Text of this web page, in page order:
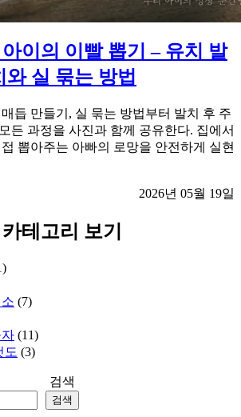
이의 이빨 뽑기 – 유치 발
와 실 묶는 방법
듭 만들기, 실 묶는 방법부터 발치 후 주
든 과정을 사진과 함께 공유한다. 집에서
뽑아주는 아빠의 로망을 안전하게 실현
2026년 05월 19일
카테고리 보기
(7)
(11)
도 (3)
검색
검색